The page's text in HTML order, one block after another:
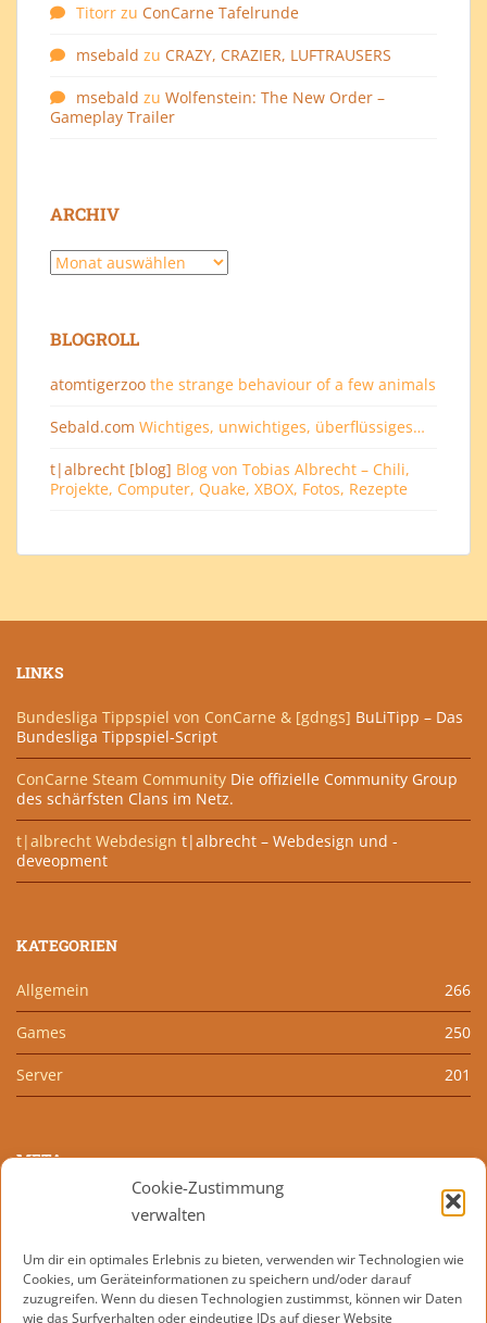
Cookie-Zustimmung
verwalten
Um dir ein optimales Erlebnis zu bieten, verwenden wir Technologien wie
Cookies, um Geräteinformationen zu speichern und/oder darauf
zuzugreifen. Wenn du diesen Technologien zustimmst, können wir Daten
wie das Surfverhalten oder eindeutige IDs auf dieser Website
Titorr zu ConCarne Tafelrunde
msebald zu CRAZY, CRAZIER, LUFTRAUSERS
msebald zu Wolfenstein: The New Order –
Gameplay Trailer
ARCHIV
Archiv
BLOGROLL
atomtigerzoo the strange behaviour of a few animals
Sebald.com Wichtiges, unwichtiges, überflüssiges…
t|albrecht [blog] Blog von Tobias Albrecht – Chili,
Projekte, Computer, Quake, XBOX, Fotos, Rezepte
LINKS
Bundesliga Tippspiel von ConCarne & [gdngs] BuLiTipp – Das
Bundesliga Tippspiel-Script
ConCarne Steam Community Die offizielle Community Group
des schärfsten Clans im Netz.
t|albrecht Webdesign t|albrecht – Webdesign und -
deveopment
KATEGORIEN
Allgemein 266
Games 250
Server 201
META
Kommentar-Feed